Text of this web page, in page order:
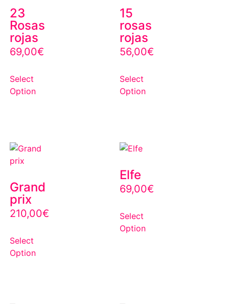
23
Rosas
rojas
69,00€
Select
Option
15
rosas
rojas
56,00€
Select
Option
Grand
prix
210,00€
Select
Option
Elfe
69,00€
Select
Option